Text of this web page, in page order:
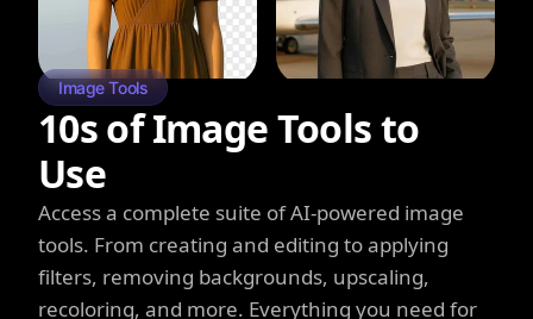
Image Tools
10s of Image Tools to
Use
Access a complete suite of AI-powered image
tools. From creating and editing to applying
filters, removing backgrounds, upscaling,
recoloring, and more. Everything you need for